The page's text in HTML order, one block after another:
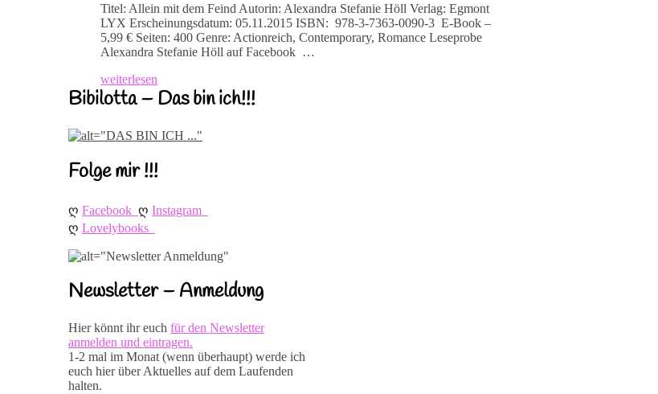
Titel: Allein mit dem Feind Autorin: Alexandra Stefanie Höll Verlag: Egmont
LYX Erscheinungsdatum: 05.11.2015 ISBN: 978-3-7363-0090-3 E-Book –
5,99 € Seiten: 400 Genre: Actionreich, Contemporary, Romance Leseprobe
Alexandra Stefanie Höll auf Facebook …
weiterlesen
Bibilotta – Das bin ich!!!
Folge mir !!!
ღ Facebook ღ Instagram
ღ Lovelybooks
Newsletter – Anmeldung
Hier könnt ihr euch für den Newsletter
anmelden und eintragen.
1-2 mal im Monat (wenn überhaupt) werde ich
euch hier über Aktuelles auf dem Laufenden
halten.